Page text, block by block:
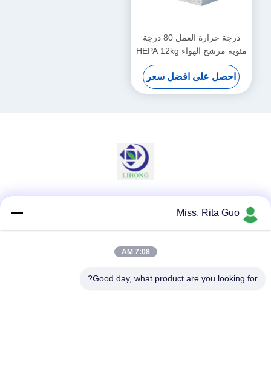
درجة حرارة العمل 80 درجة
مئوية مرشح الهواء HEPA 12kg
الوزن الضغط الأولي أقل من
120 Pa مثالية لأنظمة HVAC
تحسين الهواء
احصل على افضل سعر
وسائل التواصل الاجتماعيMiss. Rita Guo
7:08 AM
Good day, what product are you looking for?